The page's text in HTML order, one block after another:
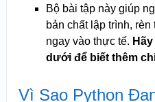
Bộ bài tập này giúp
bản chất lập trình,
ngay vào thực tế.
dưới để biết thêm
Vì Sao Python